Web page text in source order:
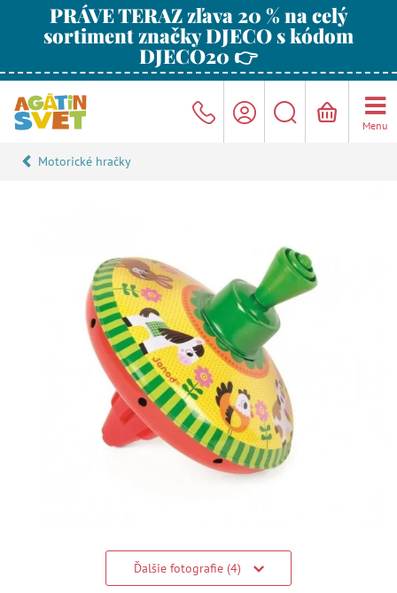
PRÁVE TERAZ zľava 20 % na celý
sortiment značky DJECO s kódom
DJECO20 👉
Menu
Motorické hračky
Ďalšie fotografie (4)